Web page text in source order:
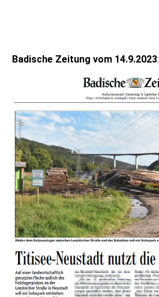
Badische Zeitung vom 14.9.2023: